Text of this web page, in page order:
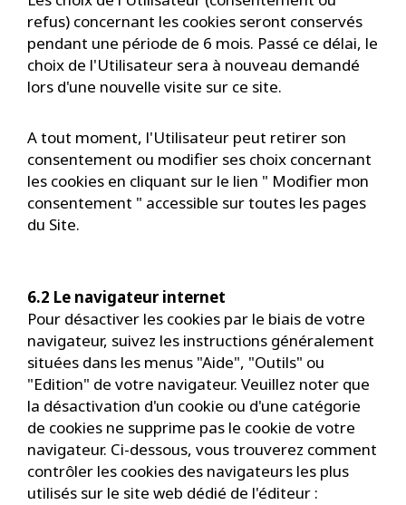
refus) concernant les cookies seront conservés
pendant une période de 6 mois. Passé ce délai, le
choix de l'Utilisateur sera à nouveau demandé
lors d'une nouvelle visite sur ce site.
A tout moment, l'Utilisateur peut retirer son
consentement ou modifier ses choix concernant
les cookies en cliquant sur le lien " Modifier mon
consentement " accessible sur toutes les pages
du Site.
6.2 Le navigateur internet
Pour désactiver les cookies par le biais de votre
navigateur, suivez les instructions généralement
situées dans les menus "Aide", "Outils" ou
"Edition" de votre navigateur. Veuillez noter que
la désactivation d'un cookie ou d'une catégorie
de cookies ne supprime pas le cookie de votre
navigateur. Ci-dessous, vous trouverez comment
contrôler les cookies des navigateurs les plus
utilisés sur le site web dédié de l'éditeur :